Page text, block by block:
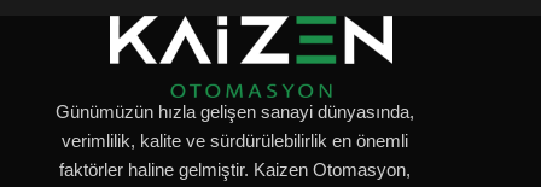
ile güçlü bir otomasyon
çözümüdür .
6AV21242DC010AX0 TIA Portal
ile programlanabilir ve IP65
koruması sayesinde
dayanıklıdır
küçük ve orta ölçekli otomasyon
sistemleri için ideal bir çözümdür.
Günümüzün hızla gelişen sanayi dünyasında,
verimlilik, kalite ve sürdürülebilirlik en önemli
faktörler haline gelmiştir. Kaizen Otomasyon,